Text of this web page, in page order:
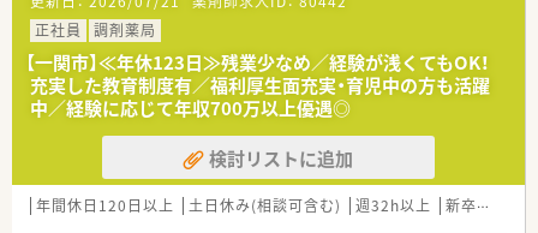
【募集背景と求める人物像について】
■現在は欠員補充のための募集を行っており地域医療に貢献し
ながら長く勤務していただける協調性のある方を求めておりま
す。
■人物重視の採用を行っており年齢や経験に不安がある方でも
積極的に検討していただける受け入れ幅の広い風通しの良い職
場です。
■周囲のスタッフと連携しながら患者様に寄り添った丁寧な対
応ができるコミュニケーション能力の高い方を歓迎しておりま
す。
正社員
調剤薬局
【一関市】≪年休123日≫残業少なめ／経験が浅くてもOK！
充実した教育制度有／福利厚生面充実・育児中の方も活躍
中／経験に応じて年収700万以上優遇◎
検討リストに追加
年間休日120日以上 土日休み(相談可含む) 週32h以上 新卒可